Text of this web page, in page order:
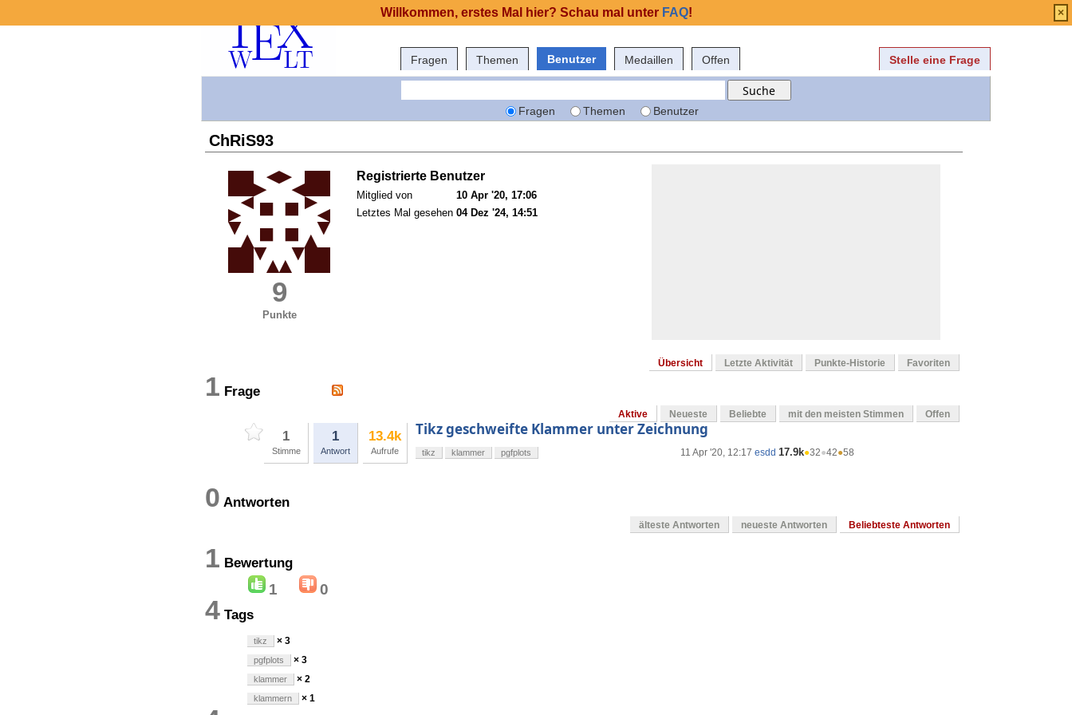
Fragen Themen Benutzer Medaillen Offen Stelle eine Frage
Fragen Themen Benutzer
ChRiS93
9
Punkte
Registrierte Benutzer
Mitglied von
10 Apr '20, 17:06
Letztes Mal gesehen 04 Dez '24, 14:51
Übersicht Letzte Aktivität Punkte-Historie Favoriten
1 Frage
Aktive Neueste Beliebte mit den meisten Stimmen Offen
1
Stimme
1
Antwort
13.4k
Aufrufe
Tikz geschweifte Klammer unter Zeichnung
11 Apr '20, 12:17 esdd 17.9k●32●42●58
tikz klammer pgfplots
0 Antworten
älteste Antworten neueste Antworten Beliebteste Antworten
1 Bewertung
1 0
4 Tags
tikz × 3
pgfplots × 3
klammer × 2
klammern × 1
Willkommen, erstes Mal hier? Schau mal unter FAQ! ×